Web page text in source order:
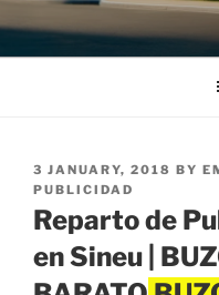
POSTED
ON
3 JANUARY, 2018 BY
PUBLICIDAD
Reparto de
en Sineu |